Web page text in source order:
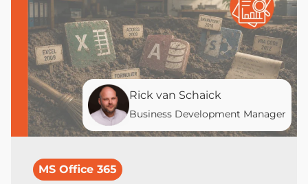
Rick van Schaick
Business Development Manager
MS Office 365